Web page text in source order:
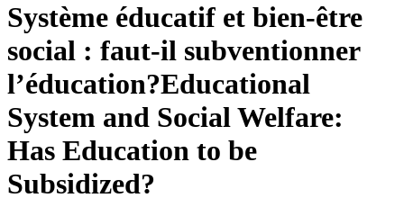
Système éducatif et bien-être
social : faut-il subventionner
l’éducation?Educational
System and Social Welfare:
Has Education to be
Subsidized?